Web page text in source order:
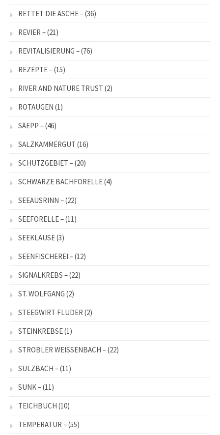
RETTET DIE ÄSCHE –(36)
REVIER –(21)
REVITALISIERUNG –(76)
REZEPTE –(15)
RIVER AND NATURE TRUST (2)
ROTAUGEN (1)
SÄEPP –(46)
SALZKAMMERGUT (16)
SCHUTZGEBIET –(20)
SCHWARZE BACHFORELLE(4)
SEEAUSRINN –(22)
SEEFORELLE –(11)
SEEKLAUSE(3)
SEENFISCHEREI –(12)
SIGNALKREBS –(22)
ST. WOLFGANG (2)
STEEGWIRT FLUDER (2)
STEINKREBSE(1)
STROBLER WEISSENBACH –(22)
SULZBACH –(11)
SUNK –(11)
TEICHBUCH (10)
TEMPERATUR –(55)